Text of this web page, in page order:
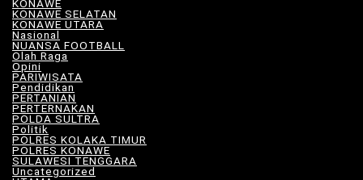
KONAWE
KONAWE SELATAN
KONAWE UTARA
Nasional
NUANSA FOOTBALL
Olah Raga
Opini (5)
PARIWISATA
Pendidikan
PERTANIAN
PERTERNAKAN
POLDA SULTRA
Politik
POLRES KOLAKA TIMUR
POLRES KONAWE
SULAWESI TENGGARA
Uncategorized